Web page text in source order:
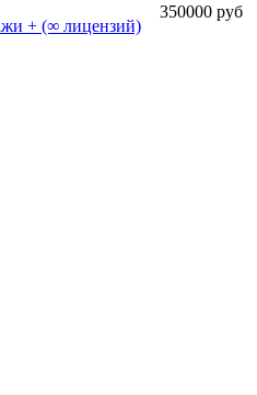
+ (∞ лицензий)
350000 руб